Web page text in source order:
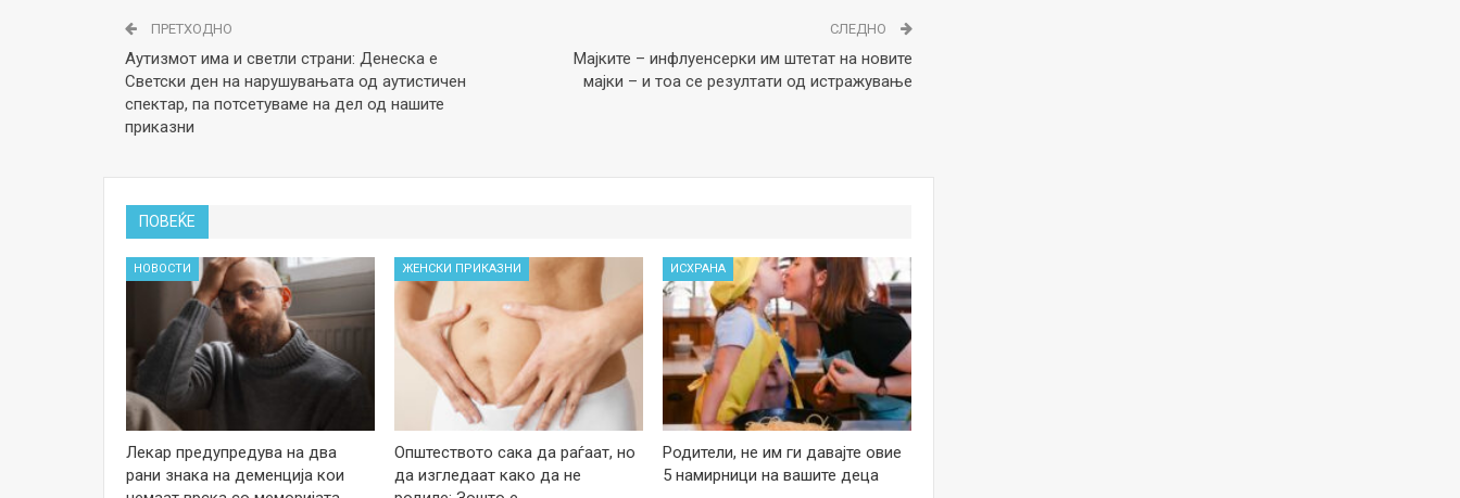
ПРЕТХОДНО
Аутизмот има и светли страни: Денеска е
Светски ден на нарушувањата од аутистичен
спектар, па потсетуваме на дел од нашите
приказни
СЛЕДНО
Мајките – инфлуенсерки им штетат на новите
мајки – и тоа се резултати од истражување
ПОВЕЌЕ
НОВОСТИ
Лекар предупредува на два
рани знака на деменција кои
ЖЕНСКИ ПРИКАЗНИ
Општеството сака да раѓаат, но
да изгледаат како да не
ИСХРАНА
Родители, не им ги давајте овие
5 намирници на вашите деца